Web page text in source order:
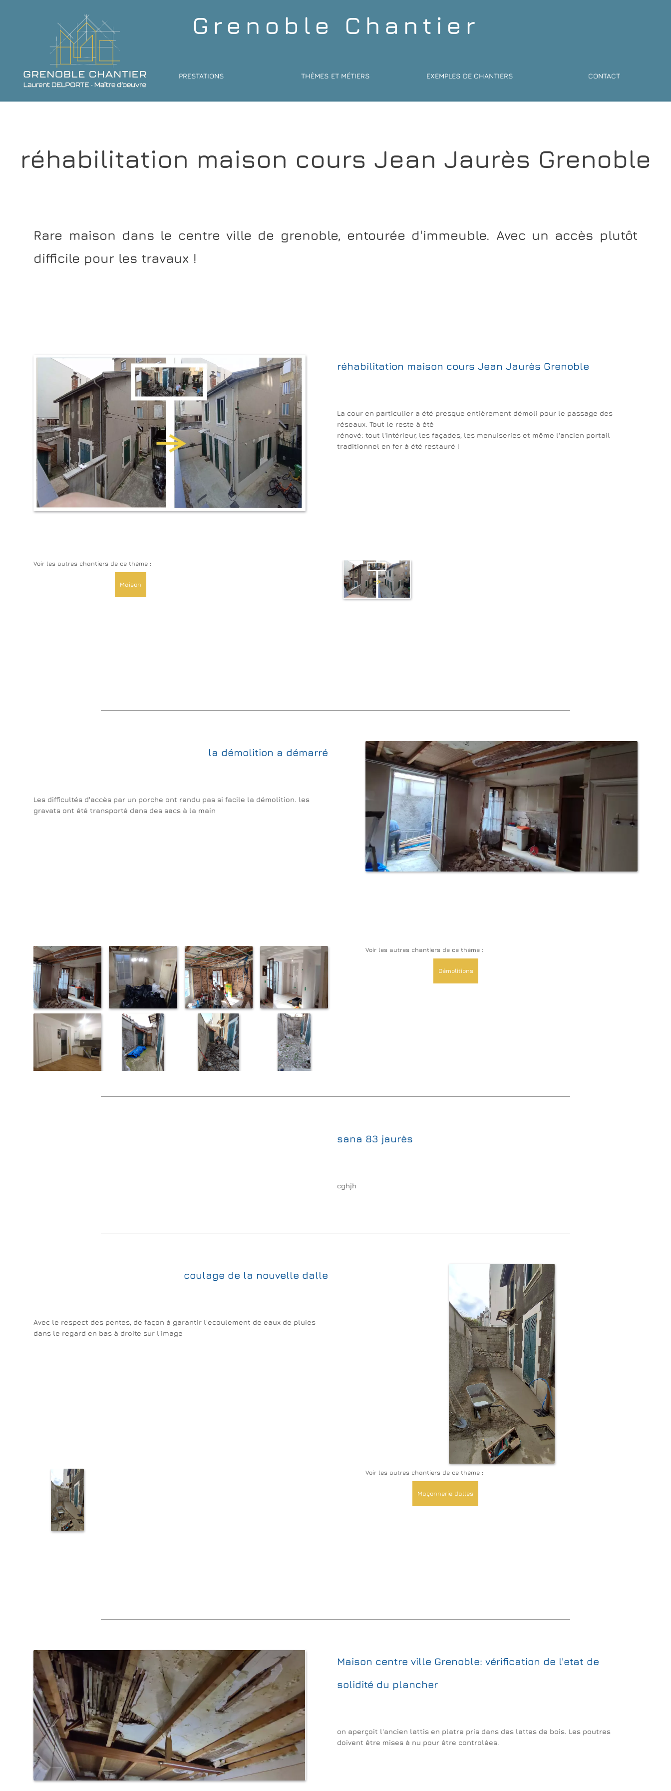
Grenoble Chantier
PRESTATIONS THÈMES ET MÉTIERS EXEMPLES DE CHANTIERS CONTACT
réhabilitation maison cours Jean Jaurès Grenoble
Rare maison dans le centre ville de grenoble, entourée d'immeuble. Avec un accès plutôt
difficile pour les travaux !
Voir les autres chantiers de ce thème :
Maison
réhabilitation maison cours Jean Jaurès Grenoble
La cour en particulier a été presque entièrement démoli pour le passage des
réseaux. Tout le reste à été
rénové: tout l'intérieur, les façades, les menuiseries et même l'ancien portail
traditionnel en fer à été restauré !
Voir les autres chantiers de ce thème :
Démolitions
la démolition a démarré
Les difficultés d'accès par un porche ont rendu pas si facile la démolition. les
gravats ont été transporté dans des sacs à la main
sana 83 jaurès
cghjh
Voir les autres chantiers de ce thème :
Maçonnerie dalles
coulage de la nouvelle dalle
Avec le respect des pentes, de façon à garantir l'ecoulement de eaux de pluies
dans le regard en bas à droite sur l'image
Maison centre ville Grenoble: vérification de l'etat de
solidité du plancher
on aperçoit l'ancien lattis en platre pris dans des lattes de bois. Les poutres
doivent être mises à nu pour être controlées.